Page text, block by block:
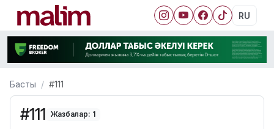
RU
Басты #111
#111 Жазбалар: 1